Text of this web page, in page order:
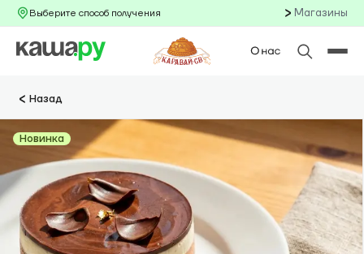
Выберите способ получения Магазины
Назад
Новинка